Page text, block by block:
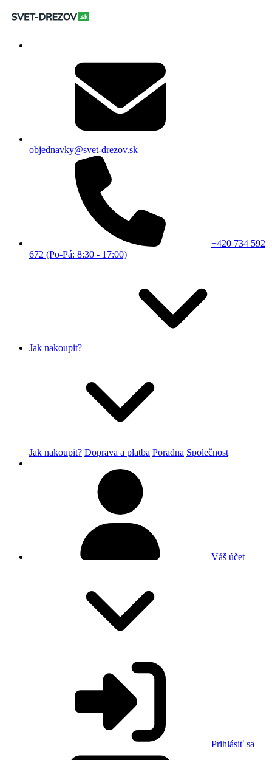
objednavky@svet-drezov.sk
+420 734 592
672 (Po-Pá: 8:30 - 17:00)
Jak nakoupit?
Jak nakoupit? Doprava a platba Poradna Společnost
Váš účet
Prihlásiť sa